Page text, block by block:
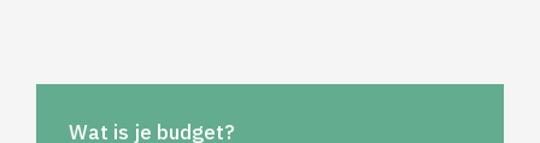
Wat is je budget?